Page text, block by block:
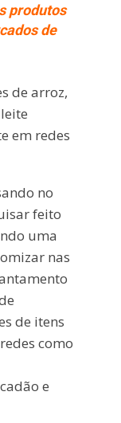
produtos
de
de arroz,
em redes
no
feito
uma
nas
de itens
como
e